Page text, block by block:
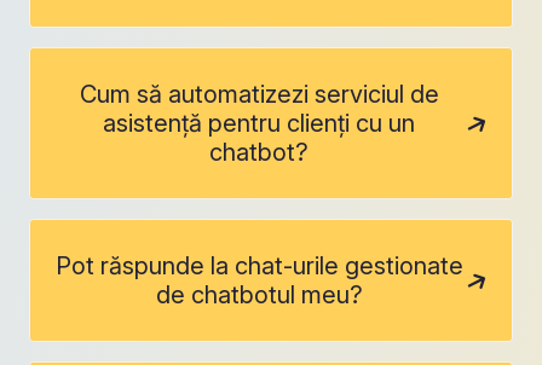
Cum să automatizezi serviciul de
asistență pentru clienți cu un
chatbot?
Pot răspunde la chat-urile gestionate
de chatbotul meu?